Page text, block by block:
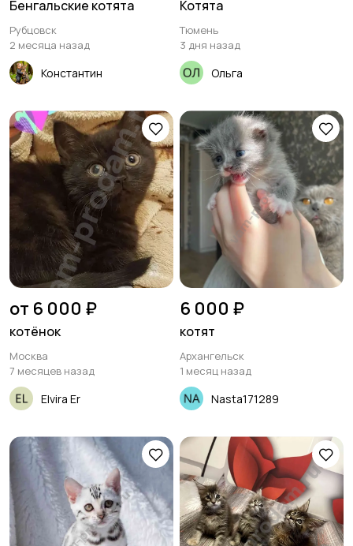
Бенгальские котята
Рубцовск
2 месяца назад
Константин
Котята
Тюмень
3 дня назад
Ольга
от 6 000 ₽
котёнок
Москва
7 месяцев назад
Elvira Er
6 000 ₽
котят
Архангельск
1 месяц назад
Nasta171289